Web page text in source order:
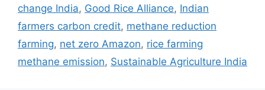
change India, Good Rice Alliance, Indian
farmers carbon credit, methane reduction
farming, net zero Amazon, rice farming
methane emission, Sustainable Agriculture India